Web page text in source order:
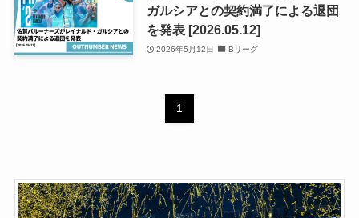
ガルシアとの契約満了による退団
を発表 [2026.05.12]
2026年5月12日 Bリーグ
1